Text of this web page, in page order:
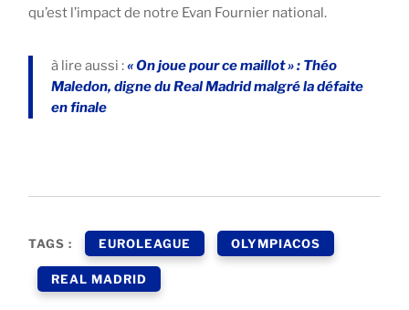
qu’est l’impact de notre Evan Fournier national.
à lire aussi :« On joue pour ce maillot » : Théo
Maledon, digne du Real Madrid malgré la défaite
en finale
TAGS : EUROLEAGUE OLYMPIACOS
REAL MADRID